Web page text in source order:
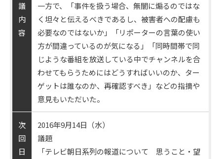
議
内
容
一方で、「事件を扱う場合、無闇に煽るのではな
く坦々と伝えるべきであるし、被害者への配慮も
必要なのではないか」「リポーターの言葉の使い
方が間違っているのが気になる」「同時間帯で同
じような番組を放送している中でチャンネルを合
わせてもらうためにはどうすればいいのか、ター
ゲットは誰なのか、再確認すべき」などの指摘や
意見もいただいた。
次
回
日
2016年9月14日（水）
議題
「テレビ朝日系列の報道について 思うこと・望